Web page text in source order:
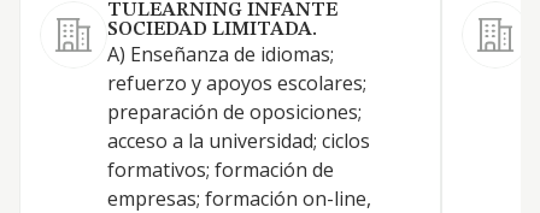
TULEARNING INFANTE
SOCIEDAD LIMITADA.
A) Enseñanza de idiomas;
refuerzo y apoyos escolares;
preparación de oposiciones;
acceso a la universidad; ciclos
formativos; formación de
empresas; formación on-line,